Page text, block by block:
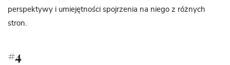
perspektywy i umiejętności spojrzenia na niego z różnych
stron.
#4